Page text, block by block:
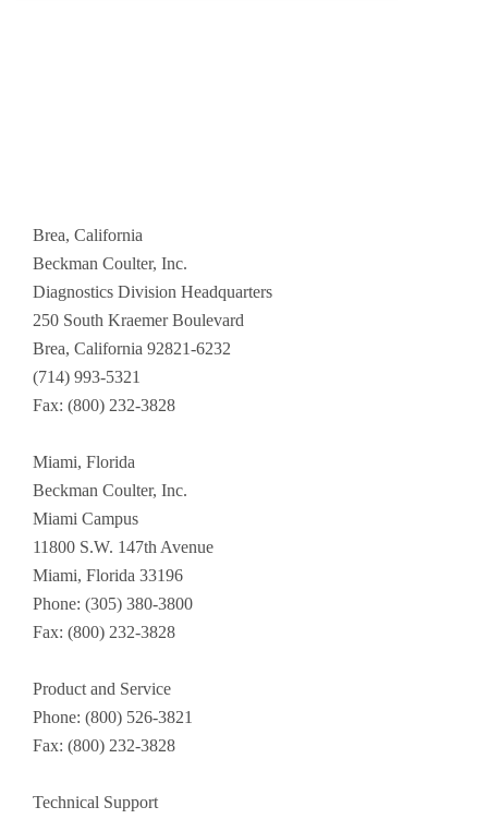
Brea, California
Beckman Coulter, Inc.
Diagnostics Division Headquarters
250 South Kraemer Boulevard
Brea, California 92821-6232
(714) 993-5321
Fax: (800) 232-3828
Miami, Florida
Beckman Coulter, Inc.
Miami Campus
11800 S.W. 147th Avenue
Miami, Florida 33196
Phone: (305) 380-3800
Fax: (800) 232-3828
Product and Service
Phone: (800) 526-3821
Fax: (800) 232-3828
Technical Support